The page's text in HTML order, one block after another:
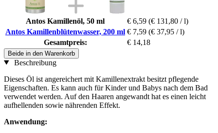
Antos Kamillenöl, 50 ml € 6,59 (€ 131,80 / l)
Antos Kamillenblütenwasser, 200 ml € 7,59 (€ 37,95 / l)
Gesamtpreis:
€ 14,18
Beide in den Warenkorb
Beschreibung
Dieses Öl ist angereichert mit Kamillenextrakt besitzt pflegende
Eigenschaften. Es kann auch für Kinder und Babys nach dem Bad
verwendet werden. Auf den Haaren angewandt hat es einen leicht
aufhellenden sowie nährenden Effekt.
Anwendung: